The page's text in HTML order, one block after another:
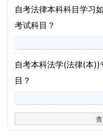
自考法律本科科目学习
考试科目？
自考本科法学(法律(本))
目？